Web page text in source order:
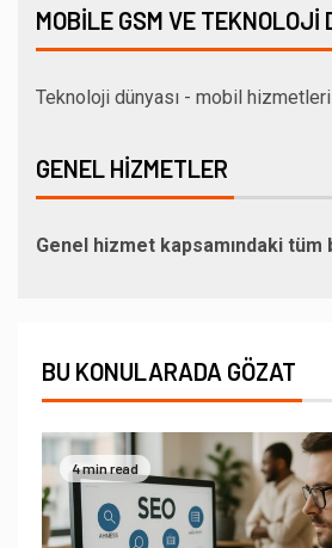
MOBILE GSM VE TEKNOLOJI
Teknoloji dünyası - mobil hizmetleri
GENEL HIZMETLER
Genel hizmet kapsamındaki
BU KONULARADA GÖZAT
4 min read